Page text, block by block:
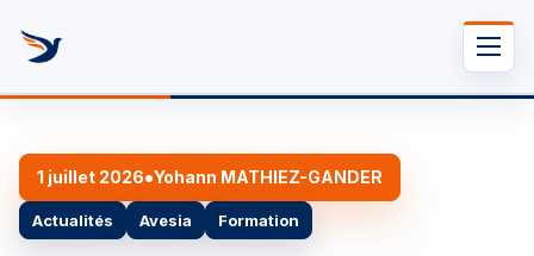
1 juillet 2026•Yohann MATHIEZ-GANDER
Actualités Avesia Formation